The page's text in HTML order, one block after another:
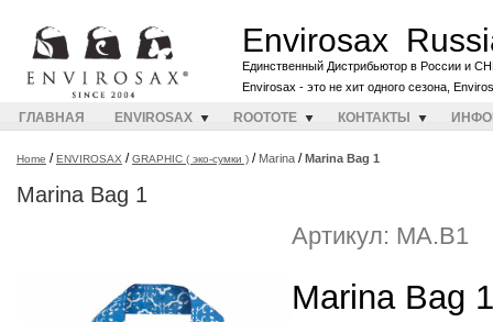
Envirosax
Единственный Дистрибьютор в России и
Envirosax - это не хит одного сезона,
ГЛАВНАЯ ENVIROSAX ROOTOTE КОНТАКТЫ
Home /ENVIROSAX /GRAPHIC ( эко-сумки ) / Marina /Marina Bag 1
Marina Bag 1
Артикул: MA.B1
Marina Bag 1